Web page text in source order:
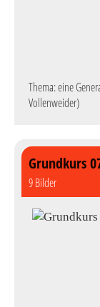
Thema: eine
Vollenweider)
Grundkurs
9 Bilder